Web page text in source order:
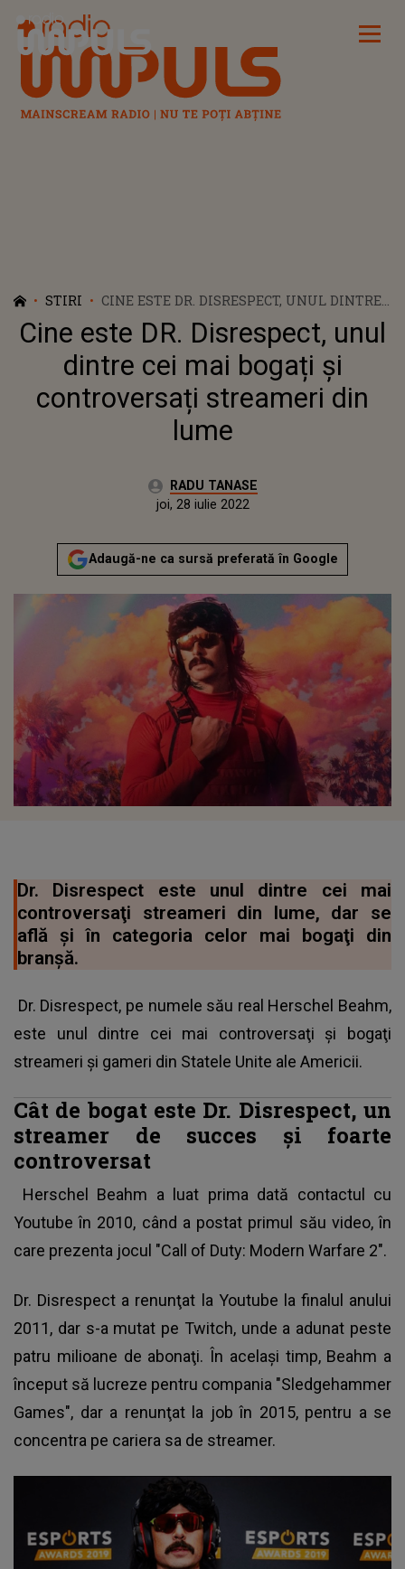
Radio Impuls
STIRI
CINE ESTE DR. DISRESPECT, UNUL DINTRE
CEI MAI BOGAȚI ȘI CONTROVERSAȚI
STREAMERI DIN LUME
Cine este DR. Disrespect, unul
dintre cei mai bogați și
controversați streameri din
lume
Autor:RADU TANASE
Actualizat:
joi, 28 iulie 2022
Adaugă-ne ca sursă preferată în Google
Dr. Disrespect este unul dintre cei mai
controversaţi streameri din lume, dar se
află şi în categoria celor mai bogaţi din
branşă.
Dr. Disrespect, pe numele său real Herschel Beahm,
este unul dintre cei mai controversaţi şi bogaţi
streameri şi gameri din Statele Unite ale Americii.
Cât de bogat este Dr. Disrespect, un
streamer de succes şi foarte
controversat
Herschel Beahm a luat prima dată contactul cu
Youtube în 2010, când a postat primul său video, în
care prezenta jocul "Call of Duty: Modern Warfare 2".
Dr. Disrespect a renunţat la Youtube la finalul anului
2011, dar s-a mutat pe Twitch, unde a adunat peste
patru milioane de abonaţi. În acelaşi timp, Beahm a
început să lucreze pentru compania "Sledgehammer
Games", dar a renunţat la job în 2015, pentru a se
concentra pe cariera sa de streamer.